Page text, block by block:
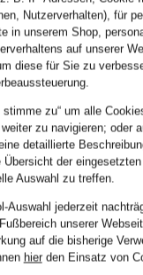
Nutzerverhalten), für
in unserem Shop,
auf unserer
diese für Sie zu
zu“ um alle
zu navigieren; oder
detaillierte
Übersicht der
Auswahl zu treffen.
Auswahl jederzeit
unserer
auf die bisherige
hierden Einsatz von